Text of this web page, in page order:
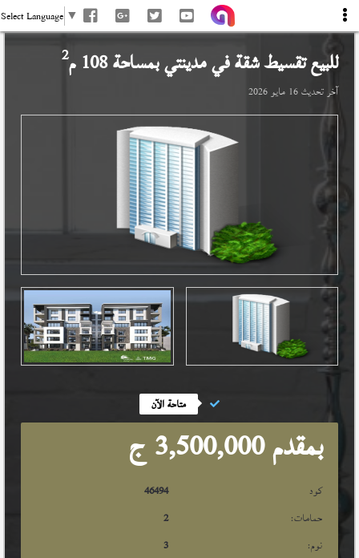
Select Language ▼
للبيع تقسيط شقة فيمدينتيبمساحة 108 م 2
آخر تحديث16 مايو 2026
متاحة الآن
بمقدم 3,500,000 ج
كود
46494
حمامات:
2
نوم:
3